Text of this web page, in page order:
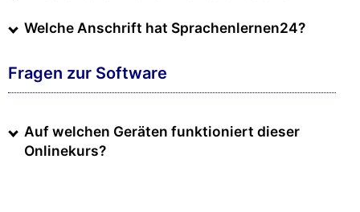
Welche Anschrift hat Sprachenlernen24?
Fragen zur Software
Auf welchen Geräten funktioniert dieser
Onlinekurs?